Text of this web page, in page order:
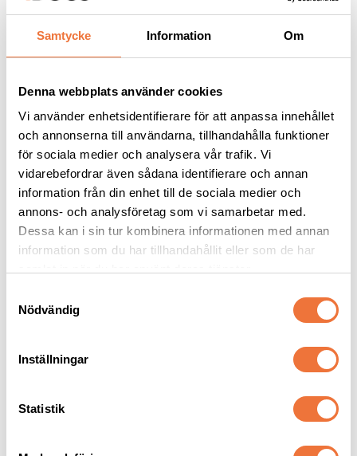
Samtycke Information Om
Denna webbplats använder cookies
Vi använder enhetsidentifierare för att anpassa innehållet
och annonserna till användarna, tillhandahålla funktioner
för sociala medier och analysera vår trafik. Vi
vidarebefordrar även sådana identifierare och annan
information från din enhet till de sociala medier och
annons- och analysföretag som vi samarbetar med.
Dessa kan i sin tur kombinera informationen med annan
information som du har tillhandahållit eller som de har
Nödvändig
Inställningar
Statistik
Andra köpte även
Torkat hundgodis utan tillsatser, ursprung EU